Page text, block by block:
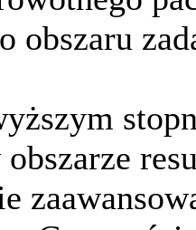
obszaru